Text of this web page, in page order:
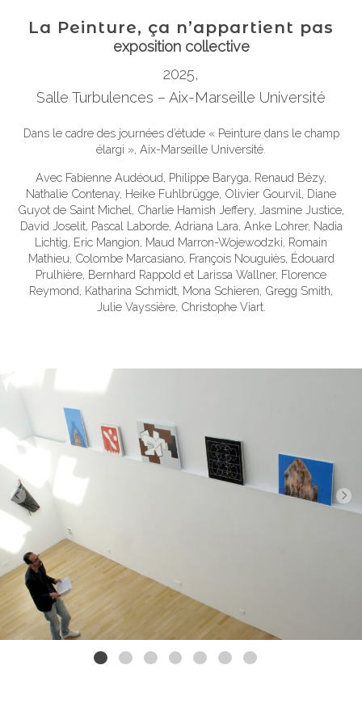
La Peinture, ça n’appartient pas
exposition collective
2025,
Salle Turbulences – Aix-Marseille Université
Dans le cadre des journées d’étude « Peinture dans le champ
élargi », Aix-Marseille Université.
Avec Fabienne Audéoud, Philippe Baryga, Renaud Bézy,
Nathalie Contenay, Heike Fuhlbrügge, Olivier Gourvil, Diane
Guyot de Saint Michel, Charlie Hamish Jeffery, Jasmine Justice,
David Joselit, Pascal Laborde, Adriana Lara, Anke Lohrer, Nadia
Lichtig, Eric Mangion, Maud Marron-Wojewodzki, Romain
Mathieu, Colombe Marcasiano, François Nouguiès, Édouard
Prulhière, Bernhard Rappold et Larissa Wallner, Florence
Reymond, Katharina Schmidt, Mona Schieren, Gregg Smith,
Julie Vayssière, Christophe Viart.